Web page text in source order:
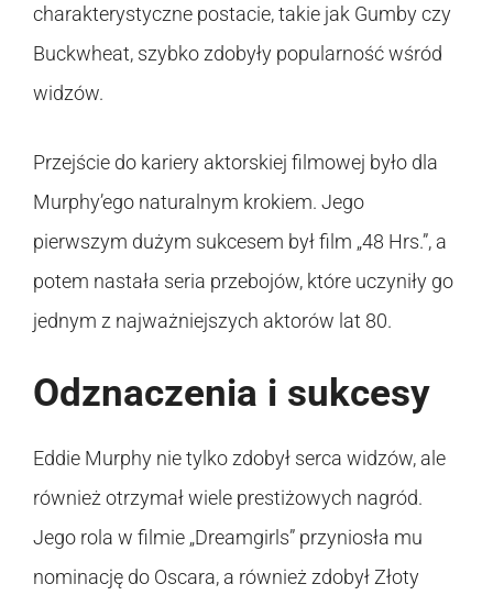
charakterystyczne postacie, takie jak Gumby czy
Buckwheat, szybko zdobyły popularność wśród
widzów.
Przejście do kariery aktorskiej filmowej było dla
Murphy’ego naturalnym krokiem. Jego
pierwszym dużym sukcesem był film „48 Hrs.”, a
potem nastała seria przebojów, które uczyniły go
jednym z najważniejszych aktorów lat 80.
Odznaczenia i sukcesy
Eddie Murphy nie tylko zdobył serca widzów, ale
również otrzymał wiele prestiżowych nagród.
Jego rola w filmie „Dreamgirls” przyniosła mu
nominację do Oscara, a również zdobył Złoty